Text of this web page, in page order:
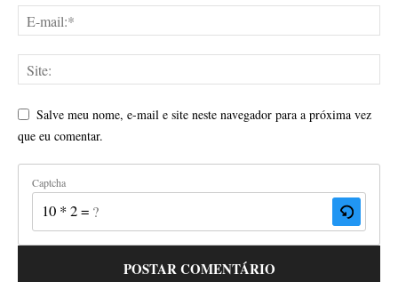
Salve meu nome, e-mail e site neste navegador para a próxima vez
que eu comentar.
Captcha
10 * 2 = ?